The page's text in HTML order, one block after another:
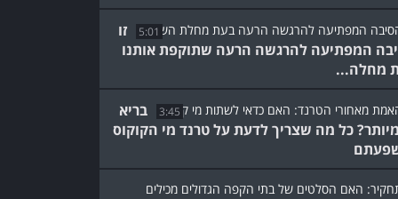
5:01
זו
המפתיעה להרגשה הרעה שתוקפת אותנו
מחלה...
3:45
בריא
כל מה שצריך לדעת על טרנד מי הקוקוס